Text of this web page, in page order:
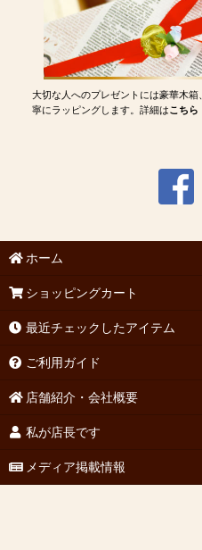
大切な人へのプレゼントには豪華木
寧にラッピングします。詳細はこちら
ホーム
ショッピングカート
最近チェックしたアイテム
ご利用ガイド
店舗紹介・会社概要
私が店長です
メディア掲載情報